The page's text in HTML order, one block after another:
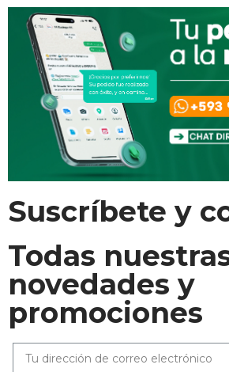
Suscríbete y
Todas
novedades y
promociones